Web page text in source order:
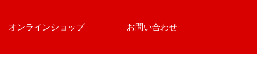
オンラインショップ お問い合わせ